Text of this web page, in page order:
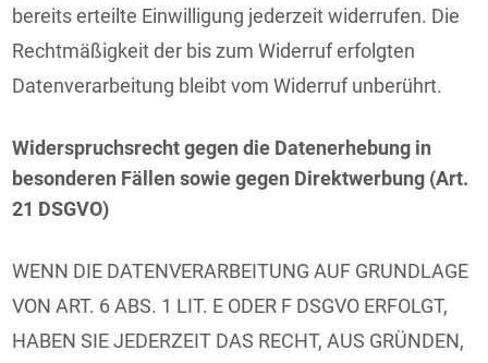
bereits erteilte Einwilligung jederzeit widerrufen. Die
Rechtmäßigkeit der bis zum Widerruf erfolgten
Datenverarbeitung bleibt vom Widerruf unberührt.
Widerspruchsrecht gegen die Datenerhebung in
besonderen Fällen sowie gegen Direktwerbung (Art.
21 DSGVO)
WENN DIE DATENVERARBEITUNG AUF GRUNDLAGE
VON ART. 6 ABS. 1 LIT. E ODER F DSGVO ERFOLGT,
HABEN SIE JEDERZEIT DAS RECHT, AUS GRÜNDEN,